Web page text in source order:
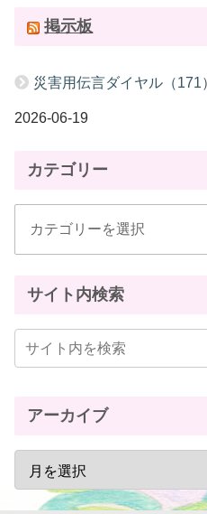
掲示板
災害用伝言ダイヤル（
2026-06-19
カテゴリー
サイト内検索
アーカイブ